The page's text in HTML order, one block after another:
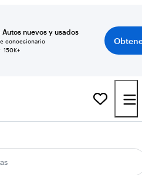
Autos nuevos y usados
concesionario
150K+